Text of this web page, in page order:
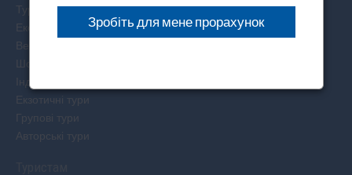
Тури вихідного дня
Екскурсійні тури
Весільні тури
Шопінг тури
Індивідуальні тури
Екзотичні тури
Групові тури
Авторські тури